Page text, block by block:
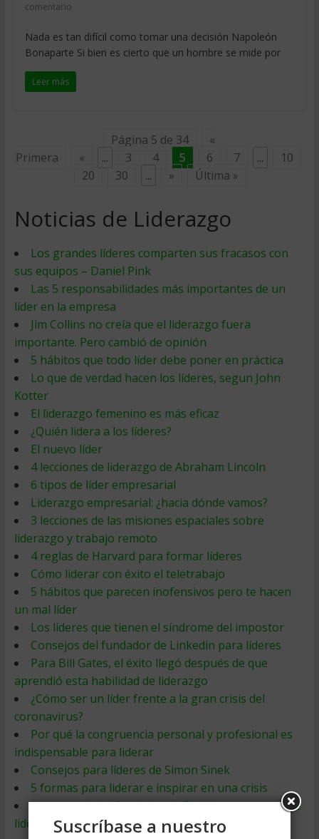
comentario
Nada es tan difícil como tomar una decisión Napoleón
Bonaparte Si bien es cierto que un hombre se mide por
Leer más
Página 5 de 34
«
Primera
« ... 3 4 5 6 7 ...
10
20
30 ... » Última »
Noticias de Liderazgo
Los grandes líderes comparten sus fracasos con
sus equipos – Daniel Pink
Las 5 responsabilidades más importantes de un
líder en la empresa
Jim Collins no creía que el liderazgo fuera
importante. Pero cambió de opinión
5 hábitos que todo líder debe poner en práctica
Lo que de verdad hacen los líderes, segun John
Kotter
El liderazgo femenino es más eficaz
¿Quién lidera a los líderes?
El nuevo líder
4 lecciones de liderazgo de Abraham Lincoln
6 tipos de líder empresarial
Liderazgo empresarial: ¿hacia dónde vamos?
3 lecciones de las misiones espaciales sobre
liderazgo y trabajo remoto
4 reglas de Harvard para formar líderes
Cómo liderar con éxito el teletrabajo
5 hábitos que parecen inofensivos pero te hacen
un mal líder
Los líderes que tienen el síndrome del impostor
Consejos del fundador de Linkedin para líderes
Para Bill Gates, el éxito llegó después de que
aprendió esta habilidad de liderazgo
¿Cómo ser un líder frente a la gran crisis del
coronavirus?
Por qué la congruencia personal y profesional es
indispensable para liderar
Consejos para líderes de Simon Sinek
5 formas para liderar e inspirar en una crisis
La renuncia del fundador de Reddit es una perla de
liderazgoSuscríbase a nuestro